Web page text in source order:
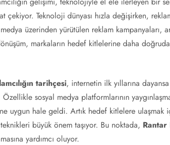
çekiyor. Teknoloji dünyası hızla değişirken,
üzerinden yürütülen reklam
markaların hedef kitlelerine daha
tarihçesi, internetin ilk yıllarına
Özellikle sosyal medya platformlarının
uygun hale geldi. Artık hedef kitlelere ulaşmak
büyük önem taşıyor. Bu noktada,
yardımcı oluyor.